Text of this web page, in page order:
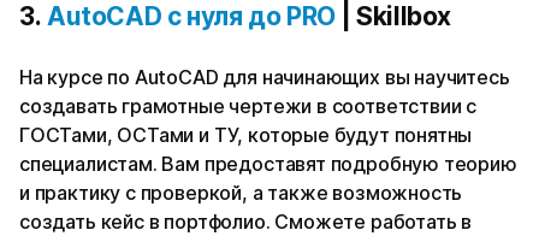
3. AutoCAD с нуля до PRO | Skillbox
На курсе по AutoCAD для начинающих вы научитесь
создавать грамотные чертежи в соответствии с
ГОСТами, ОСТами и ТУ, которые будут понятны
специалистам. Вам предоставят подробную теорию
и практику с проверкой, а также возможность
создать кейс в портфолио. Сможете работать в